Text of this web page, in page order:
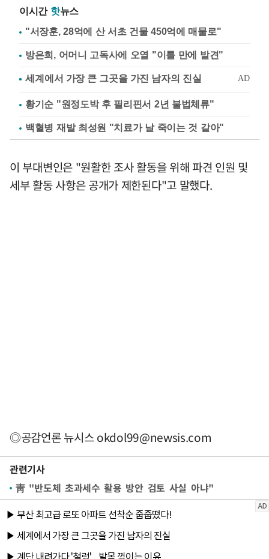
이시간 핫뉴스
"서장훈, 28억에 산 서초 건물 450억에 매물로"
방은희, 어머니 고독사에 오열 "이틀 만에 발견"
황기순 "원정도박 후 필리핀서 2년 불법체류"
백혈병 재발 최성원 "치료가 날 죽이는 것 같아"
이 부대변인은 "원활한 조사 활동을 위해 파견 인원 및
세부 활동 사항은 공개가 제한된다"고 말했다.
◎공감언론 뉴시스okdol99@newsis.com
관련기사
靑 "반도체 초과세수 활용 방안 검토 사실 아냐"